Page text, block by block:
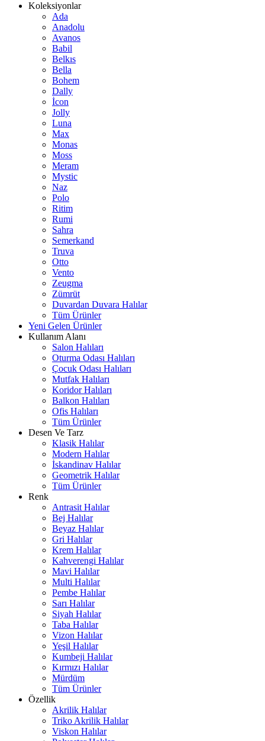
Koleksiyonlar
Ada
Anadolu
Avanos
Babil
Belkıs
Bella
Bohem
Dally
İcon
Jolly
Luna
Max
Monas
Moss
Meram
Mystic
Naz
Polo
Ritim
Rumi
Sahra
Semerkand
Truva
Otto
Vento
Zeugma
Zümrüt
Duvardan Duvara Halılar
Tüm Ürünler
Yeni Gelen Ürünler
Kullanım Alanı
Salon Halıları
Oturma Odası Halıları
Çocuk Odası Halıları
Mutfak Halıları
Koridor Halıları
Balkon Halıları
Ofis Halıları
Tüm Ürünler
Desen Ve Tarz
Klasik Halılar
Modern Halılar
İskandinav Halılar
Geometrik Halılar
Tüm Ürünler
Renk
Antrasit Halılar
Bej Halılar
Beyaz Halılar
Gri Halılar
Krem Halılar
Kahverengi Halılar
Mavi Halılar
Multi Halılar
Pembe Halılar
Sarı Halılar
Siyah Halılar
Taba Halılar
Vizon Halılar
Yeşil Halılar
Kumbeji Halılar
Kırmızı Halılar
Mürdüm
Tüm Ürünler
Özellik
Akrilik Halılar
Triko Akrilik Halılar
Viskon Halılar